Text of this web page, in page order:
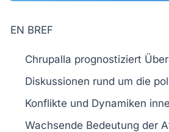
EN BREF
Chrupalla prognostiziert
Diskussionen rund um die
Konflikte und Dynamiken
Wachsende Bedeutung der